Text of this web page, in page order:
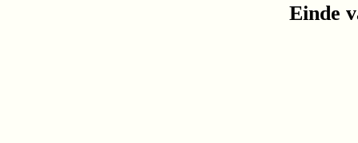
Einde